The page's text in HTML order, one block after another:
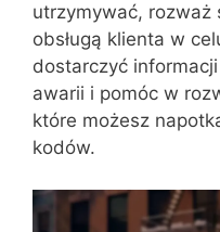
utrzymywać, rozważ
obsługą klienta w
dostarczyć
awarii i pomóc w
które możesz
kodów.